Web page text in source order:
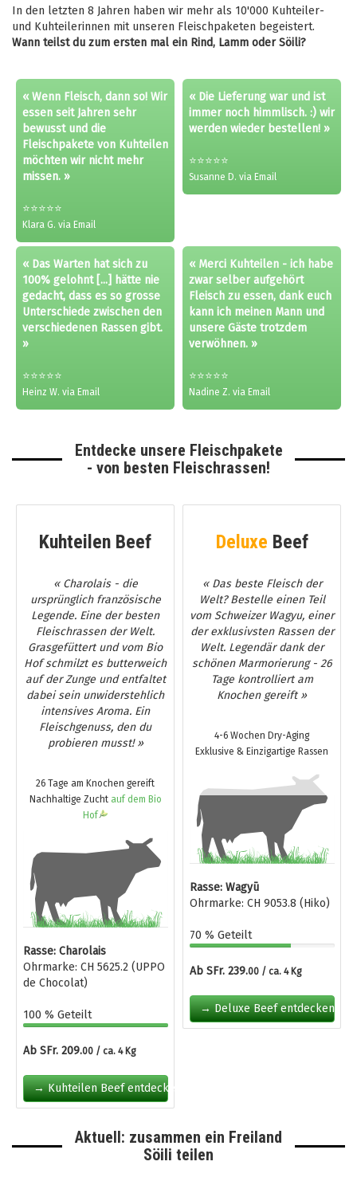
In den letzten 8 Jahren haben wir mehr als 10'000 Kuhteiler-
und Kuhteilerinnen mit unseren Fleischpaketen begeistert.
Wann teilst du zum ersten mal ein Rind, Lamm oder Söili?
« Wenn Fleisch, dann so! Wir
essen seit Jahren sehr
bewusst und die
Fleischpakete von Kuhteilen
möchten wir nicht mehr
missen. »
⭐⭐⭐⭐⭐
Klara G. via Email
« Die Lieferung war und ist
immer noch himmlisch. :) wir
werden wieder bestellen! »
⭐⭐⭐⭐⭐
Susanne D. via Email
« Das Warten hat sich zu
100% gelohnt [...] hätte nie
gedacht, dass es so grosse
Unterschiede zwischen den
verschiedenen Rassen gibt.
»
⭐⭐⭐⭐⭐
Heinz W. via Email
« Merci Kuhteilen - ich habe
zwar selber aufgehört
Fleisch zu essen, dank euch
kann ich meinen Mann und
unsere Gäste trotzdem
verwöhnen. »
⭐⭐⭐⭐⭐
Nadine Z. via Email
Entdecke unsere Fleischpakete
- von besten Fleischrassen!
Kuhteilen Beef
« Charolais - die
ursprünglich französische
Legende. Eine der besten
Fleischrassen der Welt.
Grasgefüttert und vom Bio
Hof schmilzt es butterweich
auf der Zunge und entfaltet
dabei sein unwiderstehlich
intensives Aroma. Ein
Fleischgenuss, den du
probieren musst! »
26 Tage am Knochen gereift
Nachhaltige Zucht auf dem Bio
Hof
Rasse: Charolais
Ohrmarke: CH 5625.2 (UPPO
de Chocolat)
100 % Geteilt
Ab SFr. 209.00 / ca. 4 Kg
→ Kuhteilen Beef entdecken
Deluxe Beef
« Das beste Fleisch der
Welt? Bestelle einen Teil
vom Schweizer Wagyu, einer
der exklusivsten Rassen der
Welt. Legendär dank der
schönen Marmorierung - 26
Tage kontrolliert am
Knochen gereift »
4-6 Wochen Dry-Aging
Exklusive & Einzigartige Rassen
Rasse: Wagyū
Ohrmarke: CH 9053.8 (Hiko)
70 % Geteilt
Ab SFr. 239.00 / ca. 4 Kg
→ Deluxe Beef entdecken
Aktuell: zusammen ein Freiland
Söili teilen